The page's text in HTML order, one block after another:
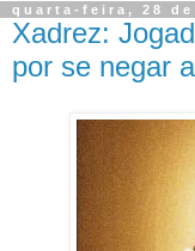
quarta-feira, 28
Xadrez:
por se negar